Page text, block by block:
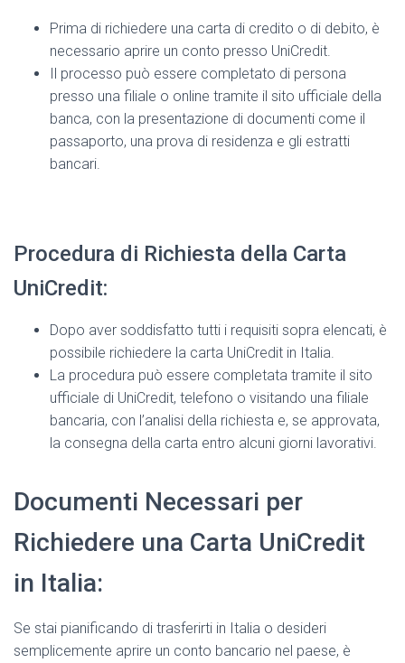
Prima di richiedere una carta di credito o di debito, è
necessario aprire un conto presso UniCredit.
Il processo può essere completato di persona
presso una filiale o online tramite il sito ufficiale della
banca, con la presentazione di documenti come il
passaporto, una prova di residenza e gli estratti
bancari.
Procedura di Richiesta della Carta
UniCredit:
Dopo aver soddisfatto tutti i requisiti sopra elencati, è
possibile richiedere la carta UniCredit in Italia.
La procedura può essere completata tramite il sito
ufficiale di UniCredit, telefono o visitando una filiale
bancaria, con l’analisi della richiesta e, se approvata,
la consegna della carta entro alcuni giorni lavorativi.
Documenti Necessari per
Richiedere una Carta UniCredit
in Italia:
Se stai pianificando di trasferirti in Italia o desideri
semplicemente aprire un conto bancario nel paese, è